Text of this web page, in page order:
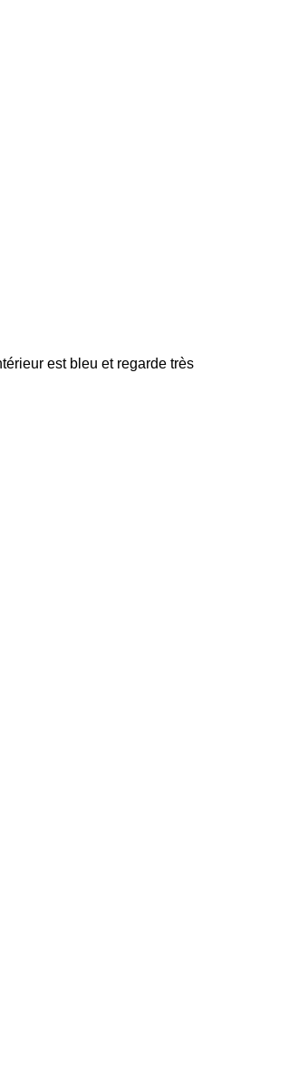
est bleu et regarde très